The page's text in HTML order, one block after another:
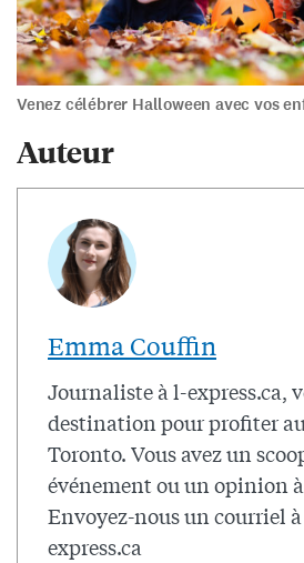
Venez célébrer Halloween avec vos
Auteur
Emma Couffin
Journaliste à l-express.ca,
destination pour profiter
Toronto. Vous avez un
événement ou un opinion
Envoyez-nous un courriel à
express.ca